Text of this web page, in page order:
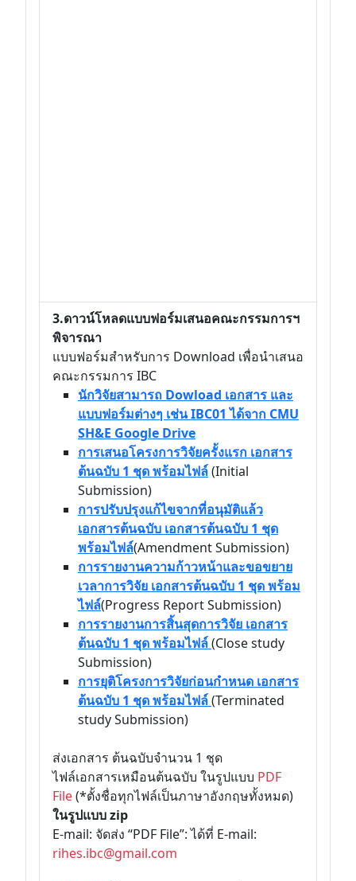
3.ดาวน์โหลดแบบฟอร์มเสนอคณะกรรมการฯ
พิจารณา
แบบฟอร์มสำหรับการ Download เพื่อนำเสนอ
คณะกรรมการ IBC
นักวิจัยสามารถ Dowload เอกสาร และ
แบบฟอร์มต่างๆ เช่น IBC01 ได้จาก CMU
SH&E Google Drive
การเสนอโครงการวิจัยครั้งแรก เอกสาร
ต้นฉบับ 1 ชุด พร้อมไฟล์(Initial
Submission)
การปรับปรุงแก้ไขจากที่อนุมัติแล้ว
เอกสารต้นฉบับ เอกสารต้นฉบับ 1 ชุด
พร้อมไฟล์(Amendment Submission)
การรายงานความก้าวหน้าและขอขยาย
เวลาการวิจัย เอกสารต้นฉบับ 1 ชุด พร้อม
ไฟล์(Progress Report Submission)
การรายงานการสิ้นสุดการวิจัย เอกสาร
ต้นฉบับ 1 ชุด พร้อมไฟล์(Close study
Submission)
การยุติโครงการวิจัยก่อนกำหนด เอกสาร
ต้นฉบับ 1 ชุด พร้อมไฟล์(Terminated
study Submission)
ส่งเอกสาร ต้นฉบับจำนวน 1 ชุด
ไฟล์เอกสารเหมือนต้นฉบับ ในรูปแบบ PDF
File(*ตั้งชื่อทุกไฟล์เป็นภาษาอังกฤษทั้งหมด)
ในรูปแบบ zip
E-mail: จัดส่ง “PDF File”: ได้ที่ E-mail:
rihes.ibc@gmail.com